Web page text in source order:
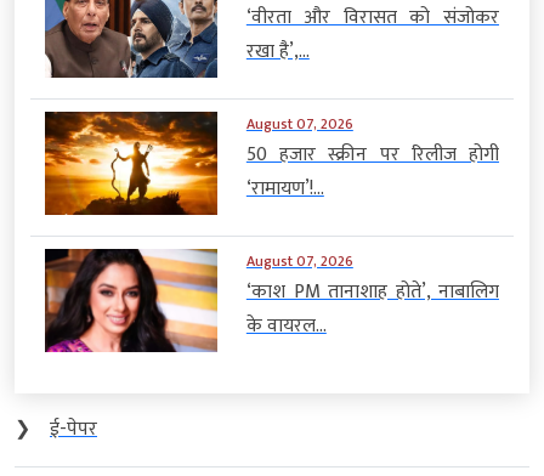
‘वीरता और विरासत को संजोकर
रखा है’,...
August 07, 2026
50 हजार स्क्रीन पर रिलीज होगी
‘रामायण’!...
August 07, 2026
‘काश PM तानाशाह होते’, नाबालिग
के वायरल...
❯
ई-पेपर